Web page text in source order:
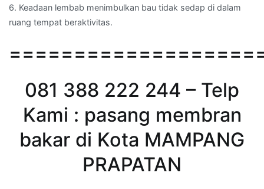
6. Keadaan lembab menimbulkan bau tidak sedap di dalam
ruang tempat beraktivitas.
081 388 222 244 – Telp
Kami : pasang membran
bakar di Kota MAMPANG
PRAPATAN